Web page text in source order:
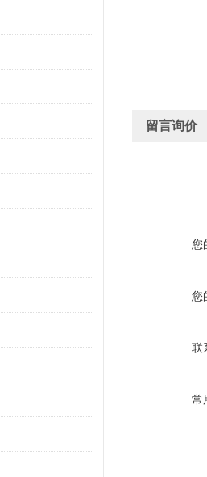
留言询价
您
您
联
常